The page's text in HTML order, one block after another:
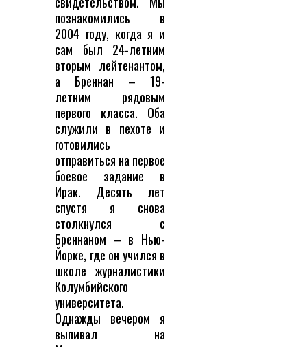
познакомились в
2004 году, когда я и
сам был 24-летним
вторым лейтенантом,
а Бреннан – 19-
летним рядовым
первого класса. Оба
служили в пехоте и
готовились
отправиться на первое
боевое задание в
Ирак. Десять лет
спустя я снова
столкнулся с
Бреннаном – в Нью-
Йорке, где он учился в
школе журналистики
Колумбийского
университета.
Однажды вечером я
выпивал на